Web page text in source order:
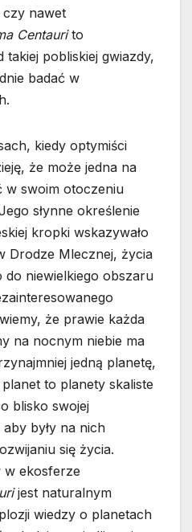
czy nawet
Centaurito
takiej pobliskiej gwiazdy,
badać w
kiedy optymiści
że może jedna na
w swoim otoczeniu
słynne określenie
kropki wskazywało
Drodze Mlecznej, życia
niewielkiego obszaru
że prawie każda
na nocnym niebie ma
jedną planetę,
to planety skaliste
blisko swojej
były na nich
się życia.
w ekosferze
jest naturalnym
wiedzy o planetach